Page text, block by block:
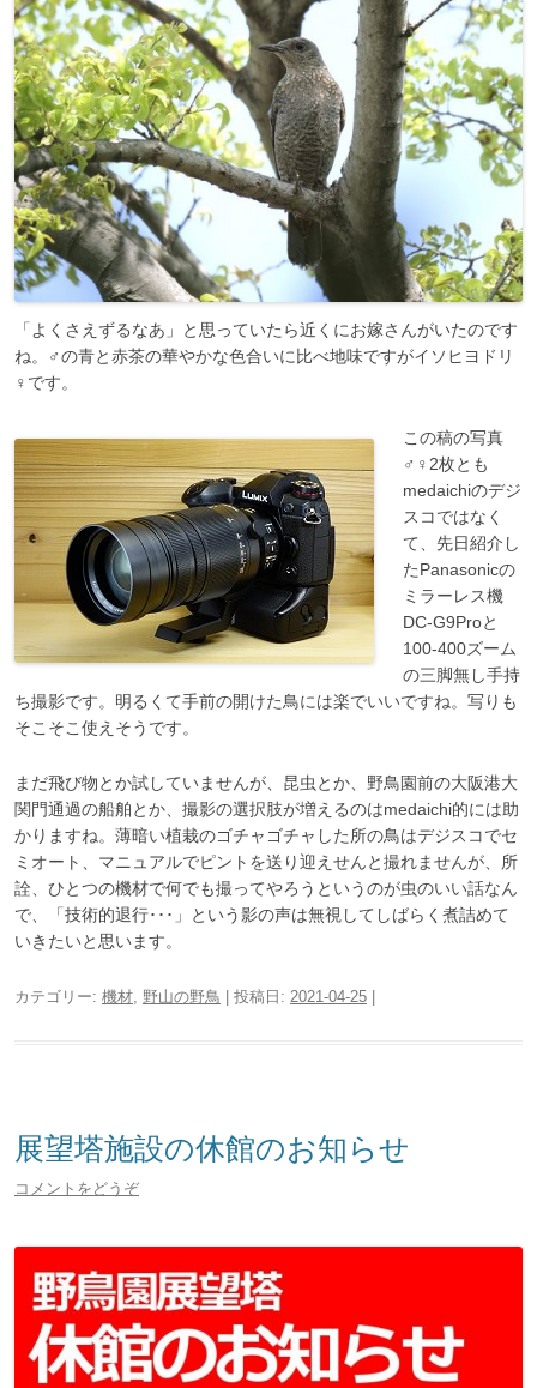
「よくさえずるなあ」と思っていたら近くにお嫁さんがいたのです
ね。♂の青と赤茶の華やかな色合いに比べ地味ですがイソヒヨドリ
♀です。
この稿の写真
♂♀2枚とも
medaichiのデジ
スコではなく
て、先日紹介し
たPanasonicの
ミラーレス機
DC-G9Proと
100-400ズーム
の三脚無し手持
ち撮影です。明るくて手前の開けた鳥には楽でいいですね。写りも
そこそこ使えそうです。
まだ飛び物とか試していませんが、昆虫とか、野鳥園前の大阪港大
関門通過の船舶とか、撮影の選択肢が増えるのはmedaichi的には助
かりますね。薄暗い植栽のゴチャゴチャした所の鳥はデジスコでセ
ミオート、マニュアルでピントを送り迎えせんと撮れませんが、所
詮、ひとつの機材で何でも撮ってやろうというのが虫のいい話なん
で、「技術的退行･･･」という影の声は無視してしばらく煮詰めて
いきたいと思います。
カテゴリー: 機材 野山の野鳥 | 投稿日: 2021-04-25 |
展望塔施設の休館のお知らせ
コメントをどうぞ